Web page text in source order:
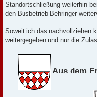
Standortschließung weiterhin
den Busbetrieb Behringer
Soweit ich das nachvollziehen
weitergegeben und nur die
Aus dem